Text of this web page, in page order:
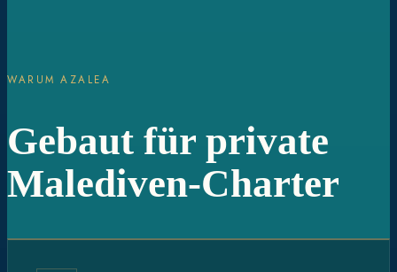
WARUM AZALEA
Gebaut für private
Malediven-Charter